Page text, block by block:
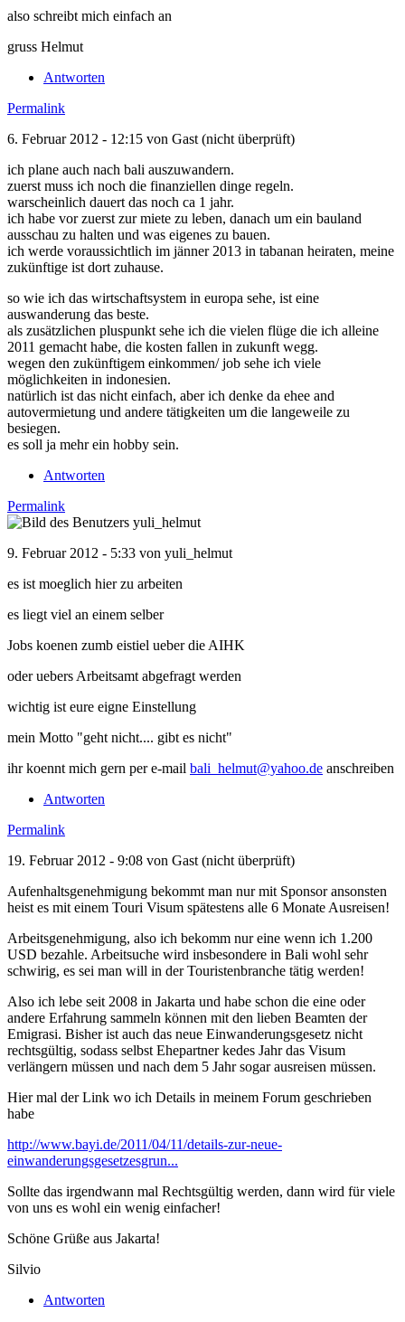
also schreibt mich einfach an
gruss Helmut
Antworten
Permalink
6. Februar 2012 - 12:15 von Gast (nicht überprüft)
ich plane auch nach bali auszuwandern.
zuerst muss ich noch die finanziellen dinge regeln.
warscheinlich dauert das noch ca 1 jahr.
ich habe vor zuerst zur miete zu leben, danach um ein bauland
ausschau zu halten und was eigenes zu bauen.
ich werde voraussichtlich im jänner 2013 in tabanan heiraten, meine
zukünftige ist dort zuhause.
so wie ich das wirtschaftsystem in europa sehe, ist eine
auswanderung das beste.
als zusätzlichen pluspunkt sehe ich die vielen flüge die ich alleine
2011 gemacht habe, die kosten fallen in zukunft wegg.
wegen den zukünftigem einkommen/ job sehe ich viele
möglichkeiten in indonesien.
natürlich ist das nicht einfach, aber ich denke da ehee and
autovermietung und andere tätigkeiten um die langeweile zu
besiegen.
es soll ja mehr ein hobby sein.
Antworten
Permalink
9. Februar 2012 - 5:33 von yuli_helmut
es ist moeglich hier zu arbeiten
es liegt viel an einem selber
Jobs koenen zumb eistiel ueber die AIHK
oder uebers Arbeitsamt abgefragt werden
wichtig ist eure eigne Einstellung
mein Motto "geht nicht.... gibt es nicht"
ihr koennt mich gern per e-mail bali_helmut@yahoo.de anschreiben
Antworten
Permalink
19. Februar 2012 - 9:08 von Gast (nicht überprüft)
Aufenhaltsgenehmigung bekommt man nur mit Sponsor ansonsten
heist es mit einem Touri Visum spätestens alle 6 Monate Ausreisen!
Arbeitsgenehmigung, also ich bekomm nur eine wenn ich 1.200
USD bezahle. Arbeitsuche wird insbesondere in Bali wohl sehr
schwirig, es sei man will in der Touristenbranche tätig werden!
Also ich lebe seit 2008 in Jakarta und habe schon die eine oder
andere Erfahrung sammeln können mit den lieben Beamten der
Emigrasi. Bisher ist auch das neue Einwanderungsgesetz nicht
rechtsgültig, sodass selbst Ehepartner kedes Jahr das Visum
verlängern müssen und nach dem 5 Jahr sogar ausreisen müssen.
Hier mal der Link wo ich Details in meinem Forum geschrieben
habe
http://www.bayi.de/2011/04/11/details-zur-neue-
einwanderungsgesetzesgrun...
Sollte das irgendwann mal Rechtsgültig werden, dann wird für viele
von uns es wohl ein wenig einfacher!
Schöne Grüße aus Jakarta!
Silvio
Antworten